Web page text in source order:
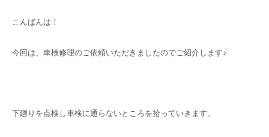
こんばんは！
今回は、車検修理のご依頼いただきましたのでご紹介します♪
下廻りを点検し車検に通らないところを拾っていきます。